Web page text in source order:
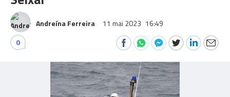
Andreína Ferreira 11 mai 2023 16:49
0